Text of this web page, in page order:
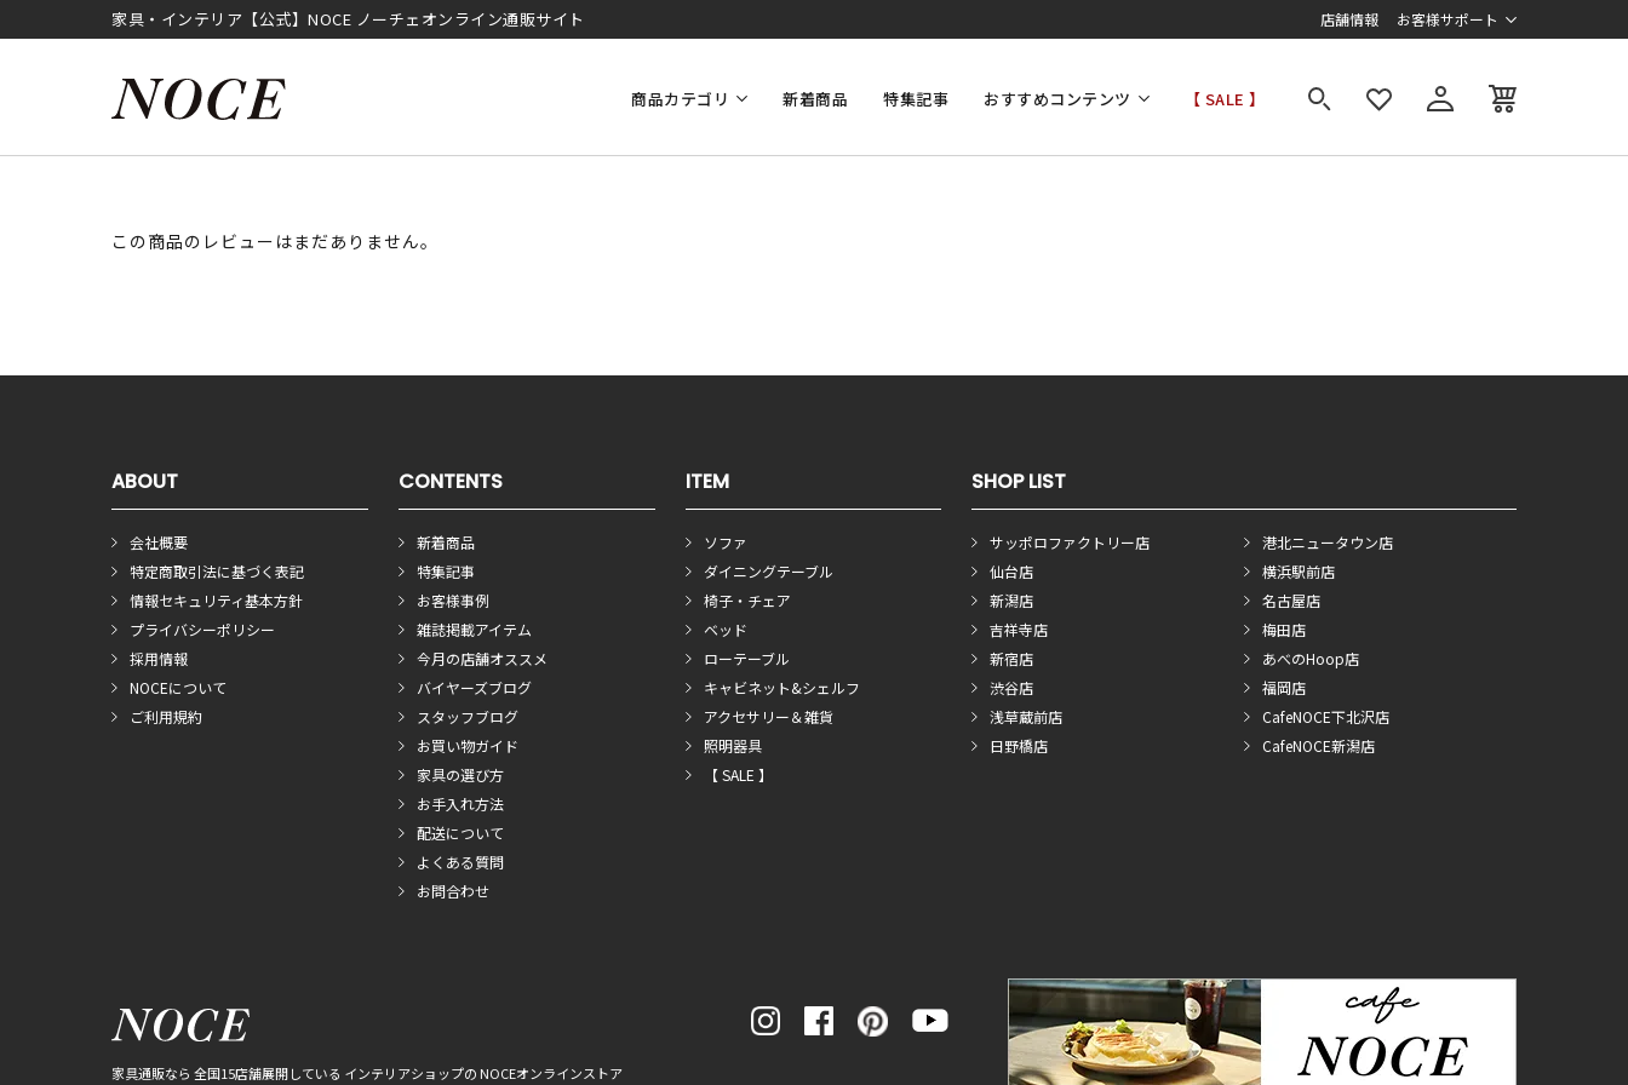
家具・インテリア【公式】NOCE ノーチェオンライン通販サイト 店舗情報 お客様サポート
商品カテゴリ 新着商品 特集記事 おすすめコンテンツ 【 SALE 】
この商品のレビューはまだありません。
ABOUT
会社概要
特定商取引法に基づく表記
情報セキュリティ基本方針
プライバシーポリシー
採用情報
NOCEについて
ご利用規約
CONTENTS
新着商品
特集記事
お客様事例
雑誌掲載アイテム
今月の店舗オススメ
バイヤーズブログ
スタッフブログ
お買い物ガイド
家具の選び方
お手入れ方法
配送について
よくある質問
お問合わせ
ITEM
ソファ
ダイニングテーブル
椅子・チェア
ベッド
ローテーブル
キャビネット&シェルフ
アクセサリー＆雑貨
照明器具
【 SALE 】
SHOP LIST
サッポロファクトリー店
仙台店
新潟店
吉祥寺店
新宿店
渋谷店
浅草蔵前店
日野橋店
港北ニュータウン店
横浜駅前店
名古屋店
梅田店
あべのHoop店
福岡店
CafeNOCE下北沢店
CafeNOCE新潟店
家具通販なら 全国15店舗展開している インテリアショップの NOCEオンラインストア